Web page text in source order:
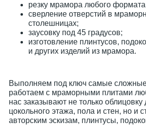
резку мрамора любого
сверление отверстий в
столешницах;
заусовку под 45 градусов;
изготовление плинтусов,
и других изделий из мрамора.
Выполняем под ключ самые
работаем с мраморными плитами
нас заказывают не только
цокольного этажа, пола и стен, но и
авторским эскизам, плинтусы,